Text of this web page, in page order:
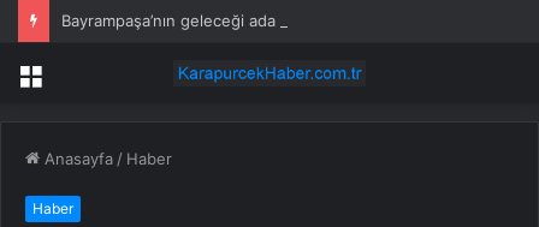
Bayrampaşa’nın geleceği ada bazlı dönüşümle şekilleniyor
Menü
Anasayfa / Haber
Haber